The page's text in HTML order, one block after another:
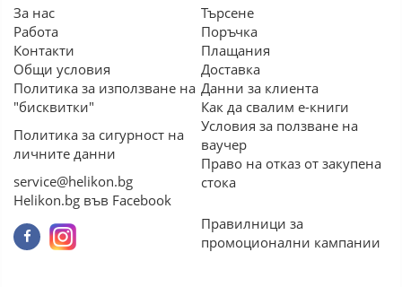
За нас
Работа
Контакти
Общи условия
Политика за използване на
"бисквитки"
Политика за сигурност на
личните данни
service@helikon.bg
Helikon.bg във Facebook
Търсене
Поръчка
Плащания
Доставка
Данни за клиента
Как да свалим е-книги
Условия за ползване на
ваучер
Право на отказ от закупена
стока
Правилници за
промоционални кампании